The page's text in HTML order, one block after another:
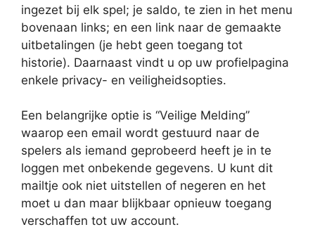
ingezet bij elk spel; je saldo, te zien in het menu
bovenaan links; en een link naar de gemaakte
uitbetalingen (je hebt geen toegang tot
historie). Daarnaast vindt u op uw profielpagina
enkele privacy- en veiligheidsopties.
Een belangrijke optie is “Veilige Melding”
waarop een email wordt gestuurd naar de
spelers als iemand geprobeerd heeft je in te
loggen met onbekende gegevens. U kunt dit
mailtje ook niet uitstellen of negeren en het
moet u dan maar blijkbaar opnieuw toegang
verschaffen tot uw account.